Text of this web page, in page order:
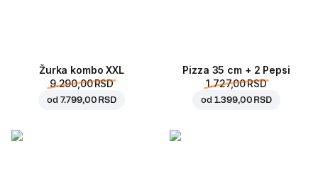
Žurka kombo XXL
9.290,00 RSD
od 7.799,00 RSD
Pizza 35 cm + 2 Pepsi
1.727,00 RSD
od 1.399,00 RSD